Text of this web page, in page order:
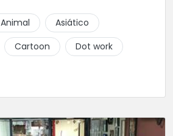
Animal
Asiático
Cartoon
Dot work